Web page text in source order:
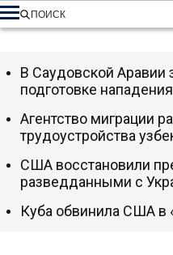
ПОИСК
В Саудовской Аравии
подготовке нападения
Агентство миграции
трудоустройства
США восстановили
разведданными с
Куба обвинила США в